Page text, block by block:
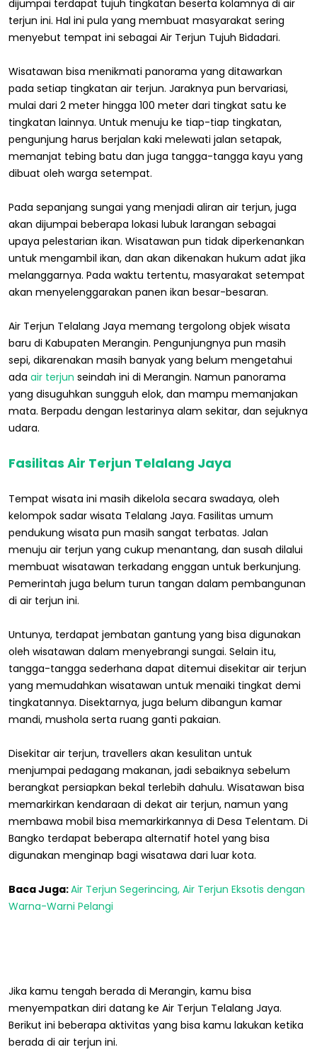
dijumpai terdapat tujuh tingkatan beserta kolamnya di air
terjun ini. Hal ini pula yang membuat masyarakat sering
menyebut tempat ini sebagai Air Terjun Tujuh Bidadari.
Wisatawan bisa menikmati panorama yang ditawarkan
pada setiap tingkatan air terjun. Jaraknya pun bervariasi,
mulai dari 2 meter hingga 100 meter dari tingkat satu ke
tingkatan lainnya. Untuk menuju ke tiap-tiap tingkatan,
pengunjung harus berjalan kaki melewati jalan setapak,
memanjat tebing batu dan juga tangga-tangga kayu yang
dibuat oleh warga setempat.
Pada sepanjang sungai yang menjadi aliran air terjun, juga
akan dijumpai beberapa lokasi lubuk larangan sebagai
upaya pelestarian ikan. Wisatawan pun tidak diperkenankan
untuk mengambil ikan, dan akan dikenakan hukum adat jika
melanggarnya. Pada waktu tertentu, masyarakat setempat
akan menyelenggarakan panen ikan besar-besaran.
Air Terjun Telalang Jaya memang tergolong objek wisata
baru di Kabupaten Merangin. Pengunjungnya pun masih
sepi, dikarenakan masih banyak yang belum mengetahui
ada air terjun seindah ini di Merangin. Namun panorama
yang disuguhkan sungguh elok, dan mampu memanjakan
mata. Berpadu dengan lestarinya alam sekitar, dan sejuknya
udara.
Fasilitas Air Terjun Telalang Jaya
Tempat wisata ini masih dikelola secara swadaya, oleh
kelompok sadar wisata Telalang Jaya. Fasilitas umum
pendukung wisata pun masih sangat terbatas. Jalan
menuju air terjun yang cukup menantang, dan susah dilalui
membuat wisatawan terkadang enggan untuk berkunjung.
Pemerintah juga belum turun tangan dalam pembangunan
di air terjun ini.
Untunya, terdapat jembatan gantung yang bisa digunakan
oleh wisatawan dalam menyebrangi sungai. Selain itu,
tangga-tangga sederhana dapat ditemui disekitar air terjun
yang memudahkan wisatawan untuk menaiki tingkat demi
tingkatannya. Disektarnya, juga belum dibangun kamar
mandi, mushola serta ruang ganti pakaian.
Disekitar air terjun, travellers akan kesulitan untuk
menjumpai pedagang makanan, jadi sebaiknya sebelum
berangkat persiapkan bekal terlebih dahulu. Wisatawan bisa
memarkirkan kendaraan di dekat air terjun, namun yang
membawa mobil bisa memarkirkannya di Desa Telentam. Di
Bangko terdapat beberapa alternatif hotel yang bisa
digunakan menginap bagi wisatawa dari luar kota.
Baca Juga:Air Terjun Segerincing, Air Terjun Eksotis dengan
Warna-Warni Pelangi
Jika kamu tengah berada di Merangin, kamu bisa
menyempatkan diri datang ke Air Terjun Telalang Jaya.
Berikut ini beberapa aktivitas yang bisa kamu lakukan ketika
berada di air terjun ini.